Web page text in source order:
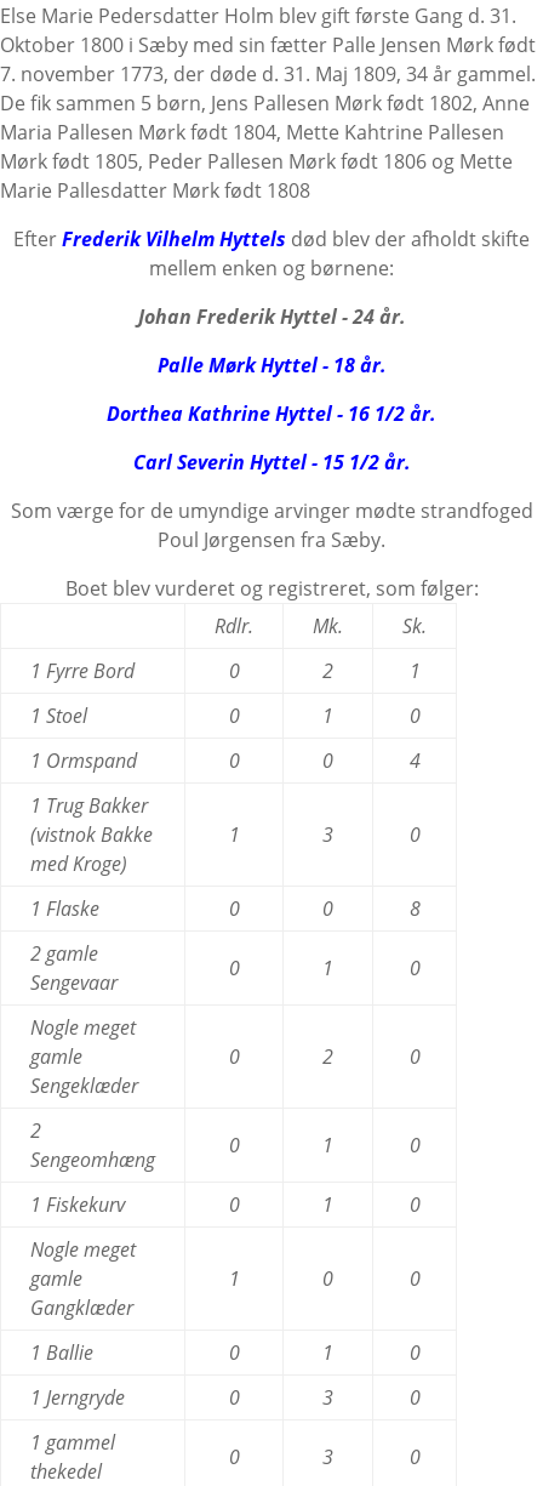
Else Marie Pedersdatter Holm blev gift første Gang d. 31.
Oktober 1800 i Sæby med sin fætter Palle Jensen Mørk født
7. november 1773, der døde d. 31. Maj 1809, 34 år gammel.
De fik sammen 5 børn, Jens Pallesen Mørk født 1802, Anne
Maria Pallesen Mørk født 1804, Mette Kahtrine Pallesen
Mørk født 1805, Peder Pallesen Mørk født 1806 og Mette
Marie Pallesdatter Mørk født 1808
EfterFrederik Vilhelm Hyttels død blev der afholdt skifte
mellem enken og børnene:
Johan Frederik Hyttel - 24 år.
Palle Mørk Hyttel - 18 år.
Dorthea Kathrine Hyttel - 16 1/2 år.
Carl Severin Hyttel - 15 1/2 år.
Som værge for de umyndige arvinger mødte strandfoged
Poul Jørgensen fra Sæby.
Boet blev vurderet og registreret, som følger:
Rdlr.
Mk.
Sk.
1 Fyrre Bord
0 2
1
1 Stoel
0 1
0
1 Ormspand
0 0
4
1 Trug Bakker
(vistnok Bakke
med Kroge)
1 3 0
1 Flaske 0 0
8
2 gamle
Sengevaar
0 1 0
Nogle meget
gamle
Sengeklæder
0 2 0
2
Sengeomhæng
0 1 0
1 Fiskekurv 0 1
0
Nogle meget
gamle
Gangklæder
1 0 0
1 Ballie 0 1
0
1 Jerngryde
0 3
0
1 gammel
thekedel
0 3 0